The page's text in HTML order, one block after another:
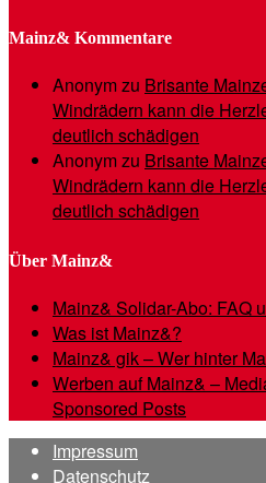
Mainz& Kommentare
Anonymzu Brisante
Windrädern kann die
deutlich schädigen
Anonymzu Brisante
Windrädern kann die
deutlich schädigen
Über Mainz&
Mainz& Solidar-Abo: FAQ
Was ist Mainz&?
Mainz& gik – Wer hinter
Werben auf Mainz& –
Sponsored Posts
Impressum
Datenschutz